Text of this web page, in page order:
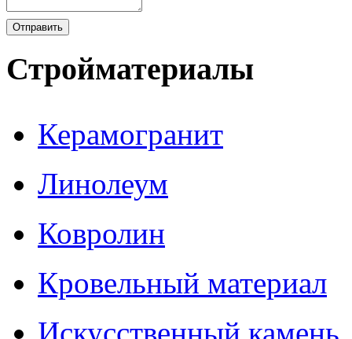
Стройматериалы
Керамогранит
Линолеум
Ковролин
Кровельный материал
Искусственный камень